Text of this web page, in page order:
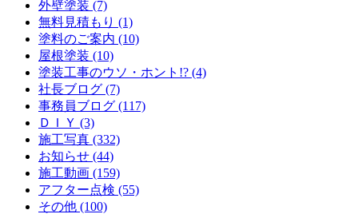
外壁塗装 (7)
無料見積もり (1)
塗料のご案内 (10)
屋根塗装 (10)
塗装工事のウソ・ホント!? (4)
社長ブログ (7)
事務員ブログ (117)
ＤＩＹ (3)
施工写真 (332)
お知らせ (44)
施工動画 (159)
アフター点検 (55)
その他 (100)